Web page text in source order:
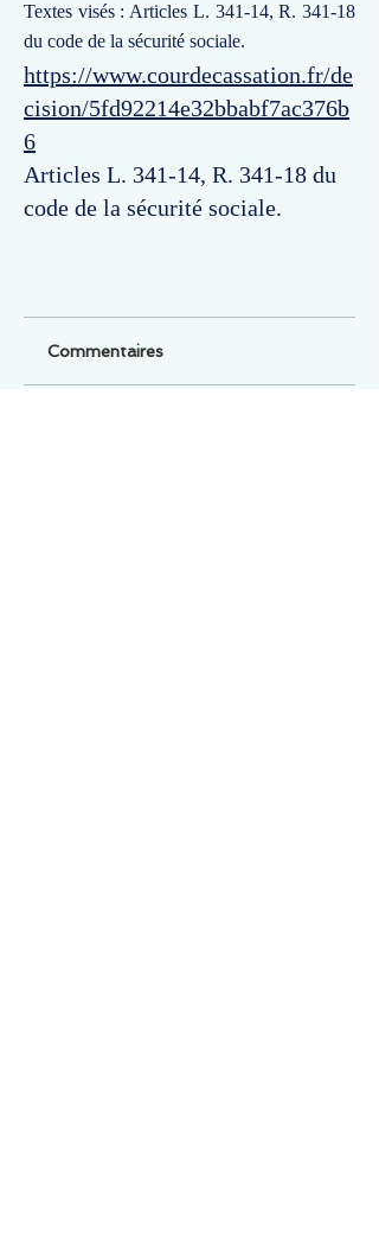
Textes visés : Articles L. 341-14, R. 341-18
du code de la sécurité sociale.
https://www.courdecassation.fr/de
cision/5fd92214e32bbabf7ac376b
6
Articles L. 341-14, R. 341-18 du
code de la sécurité sociale.
Commentaires